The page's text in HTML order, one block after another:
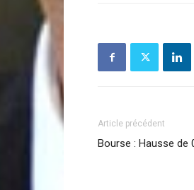
Article précédent
Bourse : Hausse de